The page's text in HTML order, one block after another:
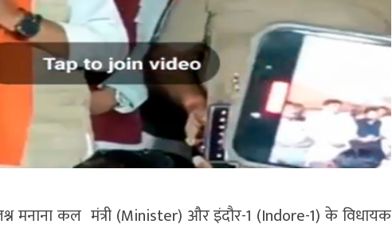
मनाना कल मंत्री (Minister) और इंदौर-1 (Indore-1) के विधायक